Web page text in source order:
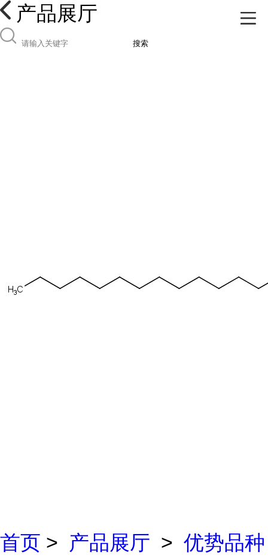
产品展厅
搜索
首页 > 产品展厅 > 优势品种